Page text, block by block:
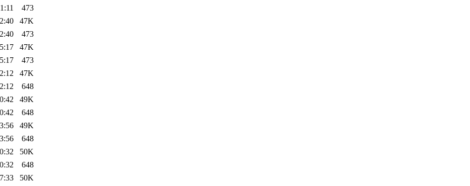
473
47K
473
47K
473
47K
648
49K
648
49K
648
50K
648
50K